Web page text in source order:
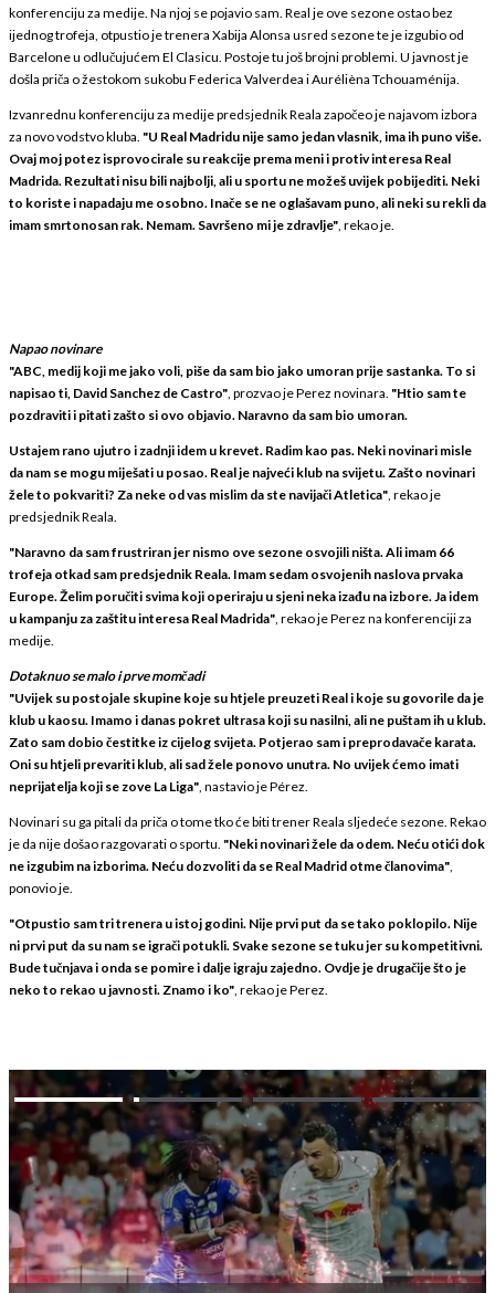
konferenciju za medije. Na njoj se pojavio sam. Real je ove sezone ostao bez
ijednog trofeja, otpustio je trenera Xabija Alonsa usred sezone te je izgubio od
Barcelone u odlučujućem El Clasicu. Postoje tu još brojni problemi. U javnost je
došla priča o žestokom sukobu Federica Valverdea i Aurélièna Tchouaménija.
Izvanrednu konferenciju za medije predsjednik Reala započeo je najavom izbora
za novo vodstvo kluba. "U Real Madridu nije samo jedan vlasnik, ima ih puno više.
Ovaj moj potez isprovocirale su reakcije prema meni i protiv interesa Real
Madrida. Rezultati nisu bili najbolji, ali u sportu ne možeš uvijek pobijediti. Neki
to koriste i napadaju me osobno. Inače se ne oglašavam puno, ali neki su rekli da
imam smrtonosan rak. Nemam. Savršeno mi je zdravlje" , rekao je.
Napao novinare
"ABC, medij koji me jako voli, piše da sam bio jako umoran prije sastanka. To si
napisao ti, David Sanchez de Castro" , prozvao je Perez novinara. "Htio sam te
pozdraviti i pitati zašto si ovo objavio. Naravno da sam bio umoran.
Ustajem rano ujutro i zadnji idem u krevet. Radim kao pas. Neki novinari misle
da nam se mogu miješati u posao. Real je najveći klub na svijetu. Zašto novinari
žele to pokvariti? Za neke od vas mislim da ste navijači Atletica" , rekao je
predsjednik Reala.
"Naravno da sam frustriran jer nismo ove sezone osvojili ništa. Ali imam 66
trofeja otkad sam predsjednik Reala. Imam sedam osvojenih naslova prvaka
Europe. Želim poručiti svima koji operiraju u sjeni neka izađu na izbore. Ja idem
u kampanju za zaštitu interesa Real Madrida" , rekao je Perez na konferenciji za
medije.
Dotaknuo se malo i prve momčadi
"Uvijek su postojale skupine koje su htjele preuzeti Real i koje su govorile da je
klub u kaosu. Imamo i danas pokret ultrasa koji su nasilni, ali ne puštam ih u klub.
Zato sam dobio čestitke iz cijelog svijeta. Potjerao sam i preprodavače karata.
Oni su htjeli prevariti klub, ali sad žele ponovo unutra. No uvijek ćemo imati
neprijatelja koji se zove La Liga" , nastavio je Pérez.
Novinari su ga pitali da priča o tome tko će biti trener Reala sljedeće sezone. Rekao
je da nije došao razgovarati o sportu. "Neki novinari žele da odem. Neću otići dok
ne izgubim na izborima. Neću dozvoliti da se Real Madrid otme članovima"
ponovio je.
"Otpustio sam tri trenera u istoj godini. Nije prvi put da se tako poklopilo. Nije
ni prvi put da su nam se igrači potukli. Svake sezone se tuku jer su kompetitivni.
Bude tučnjava i onda se pomire i dalje igraju zajedno. Ovdje je drugačije što je
neko to rekao u javnosti. Znamo i ko" , rekao je Perez.